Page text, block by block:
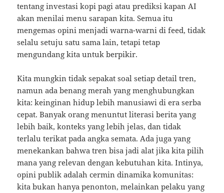
tentang investasi kopi pagi atau prediksi kapan AI
akan menilai menu sarapan kita. Semua itu
mengemas opini menjadi warna-warni di feed, tidak
selalu setuju satu sama lain, tetapi tetap
mengundang kita untuk berpikir.
Kita mungkin tidak sepakat soal setiap detail tren,
namun ada benang merah yang menghubungkan
kita: keinginan hidup lebih manusiawi di era serba
cepat. Banyak orang menuntut literasi berita yang
lebih baik, konteks yang lebih jelas, dan tidak
terlalu terikat pada angka semata. Ada juga yang
menekankan bahwa tren bisa jadi alat jika kita pilih
mana yang relevan dengan kebutuhan kita. Intinya,
opini publik adalah cermin dinamika komunitas:
kita bukan hanya penonton, melainkan pelaku yang